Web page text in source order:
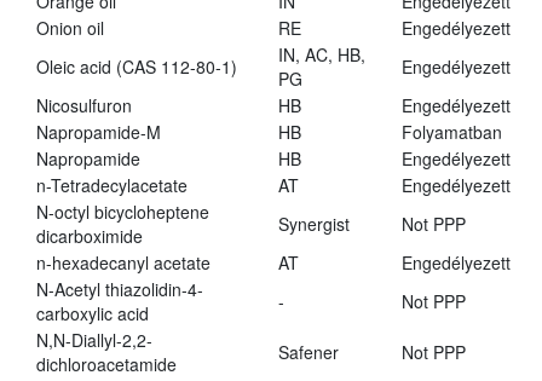
Onion oil
RE
Engedélyezett
Oleic acid (CAS 112-80-1)
IN, AC, HB,
PG
Engedélyezett
Nicosulfuron
HB
Engedélyezett
Napropamide-M
HB
Folyamatban
Napropamide
HB
Engedélyezett
n-Tetradecylacetate
AT
Engedélyezett
N-octyl bicycloheptene
dicarboximide
Synergist
Not PPP
n-hexadecanyl acetate
AT
Engedélyezett
N-Acetyl thiazolidin-4-
carboxylic acid
-
Not PPP
N,N-Diallyl-2,2-
dichloroacetamide
Safener
Not PPP